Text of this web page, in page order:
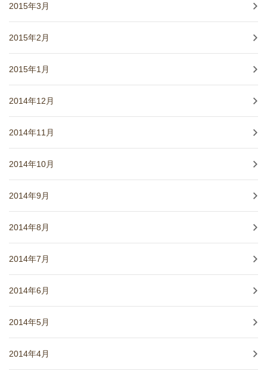
2015年3月
2015年2月
2015年1月
2014年12月
2014年11月
2014年10月
2014年9月
2014年8月
2014年7月
2014年6月
2014年5月
2014年4月